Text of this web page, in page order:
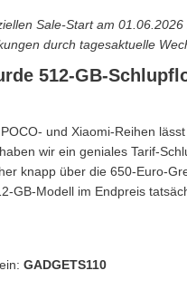
Sale-Start am
durch tagesaktuelle
512-GB-
und Xiaomi-Reihen
wir ein geniales Tarif-
knapp über die 650-Euro-
GB-Modell im Endpreis
GADGETS110